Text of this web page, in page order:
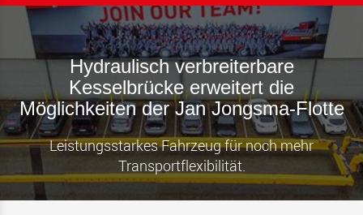
Hydraulisch verbreiterbare
Kesselbrücke erweitert die
Möglichkeiten der Jan Jongsma-Flotte
Leistungsstarkes Fahrzeug für noch mehr
Transportflexibilität.